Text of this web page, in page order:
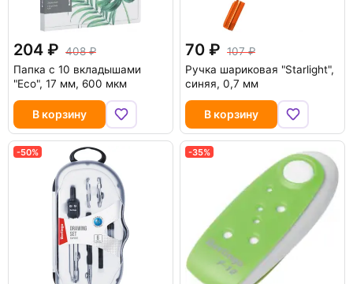
204
408
Папка с 10 вкладышами
"Eco", 17 мм, 600 мкм
В корзину
70
107
Ручка шариковая "Starlight",
синяя, 0,7 мм
В корзину
-50% -35%